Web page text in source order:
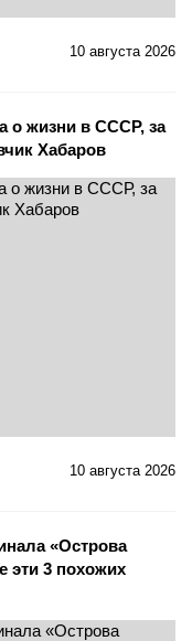
10 августа 2026
о жизни в СССР, за
Хабаров
10 августа 2026
«Острова
эти 3 похожих